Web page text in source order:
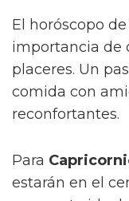
El horóscopo de
importancia de
placeres. Un
comida con
reconfortantes.
Para
estarán en el